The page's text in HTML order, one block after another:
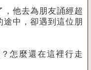
他去為朋友誦經超
中，卻遇到這位朋
怎麼還在這裡行走